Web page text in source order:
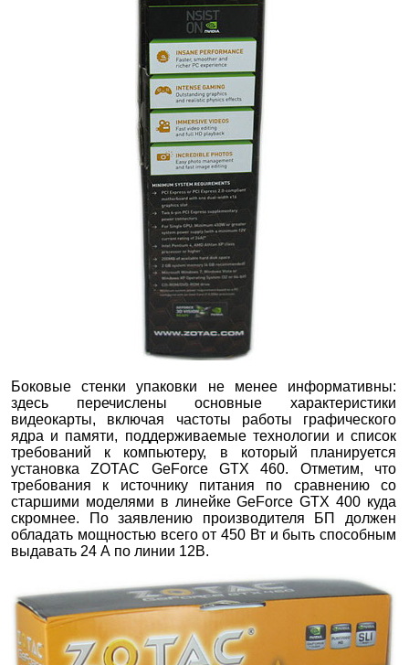
Боковые стенки упаковки не менее информативны:
здесь перечислены основные характеристики
видеокарты, включая частоты работы графического
ядра и памяти, поддерживаемые технологии и список
требований к компьютеру, в который планируется
установка ZOTAC GeForce GTX 460. Отметим, что
требования к источнику питания по сравнению со
старшими моделями в линейке GeForce GTX 400 куда
скромнее. По заявлению производителя БП должен
обладать мощностью всего от 450 Вт и быть способным
выдавать 24 А по линии 12В.